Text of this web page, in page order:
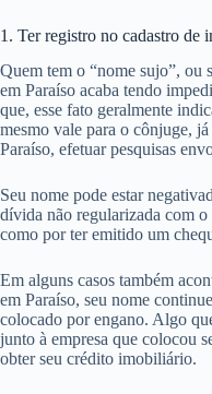
1. Ter registro no cadastro de
Quem tem o “nome sujo”, ou
em Paraíso acaba tendo
que, esse fato geralmente
mesmo vale para o cônjuge,
Paraíso, efetuar pesquisas
Seu nome pode estar
dívida não regularizada com o
como por ter emitido um
Em alguns casos também
em Paraíso, seu nome
colocado por engano. Algo
junto à empresa que colocou
obter seu crédito imobiliário.